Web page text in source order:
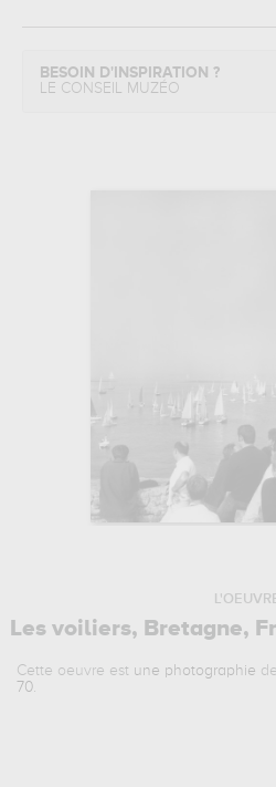
BESOIN D'INSPIRATION ?
LE CONSEIL MUZÉO
Les voiliers, Bretagne,
Cette oeuvre est une photographie
70.